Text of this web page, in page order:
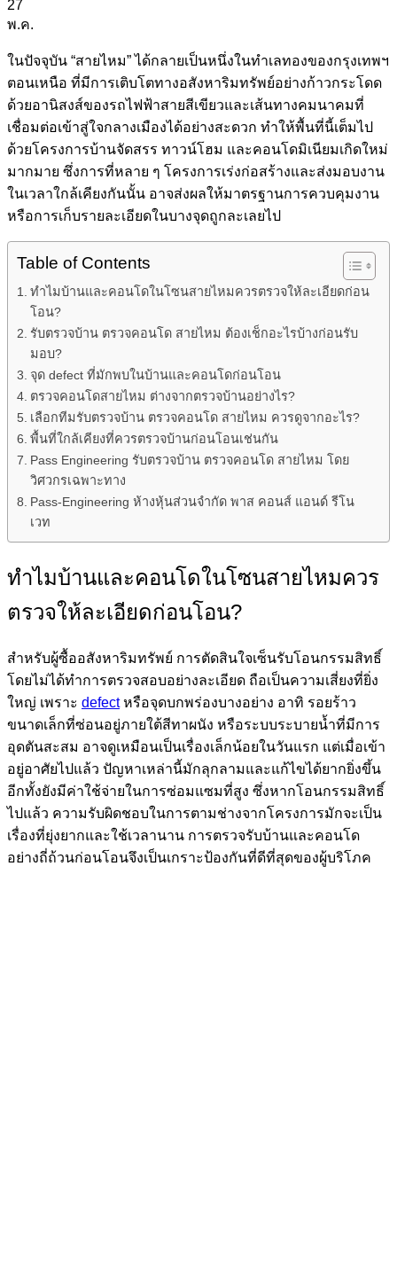
27
พ.ค.
ในปัจจุบัน “สายไหม” ได้กลายเป็นหนึ่งในทำเลทองของกรุงเทพฯ
ตอนเหนือ ที่มีการเติบโตทางอสังหาริมทรัพย์อย่างก้าวกระโดด
ด้วยอานิสงส์ของรถไฟฟ้าสายสีเขียวและเส้นทางคมนาคมที่
เชื่อมต่อเข้าสู่ใจกลางเมืองได้อย่างสะดวก ทำให้พื้นที่นี้เต็มไป
ด้วยโครงการบ้านจัดสรร ทาวน์โฮม และคอนโดมิเนียมเกิดใหม่
มากมาย ซึ่งการที่หลาย ๆ โครงการเร่งก่อสร้างและส่งมอบงาน
ในเวลาใกล้เคียงกันนั้น อาจส่งผลให้มาตรฐานการควบคุมงาน
หรือการเก็บรายละเอียดในบางจุดถูกละเลยไป
Table of Contents
ทำไมบ้านและคอนโดในโซนสายไหมควรตรวจให้ละเอียดก่อน
โอน?
รับตรวจบ้าน ตรวจคอนโด สายไหม ต้องเช็กอะไรบ้างก่อนรับ
มอบ?
จุด defect ที่มักพบในบ้านและคอนโดก่อนโอน
ตรวจคอนโดสายไหม ต่างจากตรวจบ้านอย่างไร?
เลือกทีมรับตรวจบ้าน ตรวจคอนโด สายไหม ควรดูจากอะไร?
พื้นที่ใกล้เคียงที่ควรตรวจบ้านก่อนโอนเช่นกัน
Pass Engineering รับตรวจบ้าน ตรวจคอนโด สายไหม โดย
วิศวกรเฉพาะทาง
Pass-Engineering ห้างหุ้นส่วนจำกัด พาส คอนส์ แอนด์ รีโน
เวท
ทำไมบ้านและคอนโดในโซนสายไหมควร
ตรวจให้ละเอียดก่อนโอน?
สำหรับผู้ซื้ออสังหาริมทรัพย์ การตัดสินใจเซ็นรับโอนกรรมสิทธิ์
โดยไม่ได้ทำการตรวจสอบอย่างละเอียด ถือเป็นความเสี่ยงที่ยิ่ง
ใหญ่ เพราะ defectหรือจุดบกพร่องบางอย่าง อาทิ รอยร้าว
ขนาดเล็กที่ซ่อนอยู่ภายใต้สีทาผนัง หรือระบบระบายน้ำที่มีการ
อุดตันสะสม อาจดูเหมือนเป็นเรื่องเล็กน้อยในวันแรก แต่เมื่อเข้า
อยู่อาศัยไปแล้ว ปัญหาเหล่านี้มักลุกลามและแก้ไขได้ยากยิ่งขึ้น
อีกทั้งยังมีค่าใช้จ่ายในการซ่อมแซมที่สูง ซึ่งหากโอนกรรมสิทธิ์
ไปแล้ว ความรับผิดชอบในการตามช่างจากโครงการมักจะเป็น
เรื่องที่ยุ่งยากและใช้เวลานาน การตรวจรับบ้านและคอนโด
อย่างถี่ถ้วนก่อนโอนจึงเป็นเกราะป้องกันที่ดีที่สุดของผู้บริโภค